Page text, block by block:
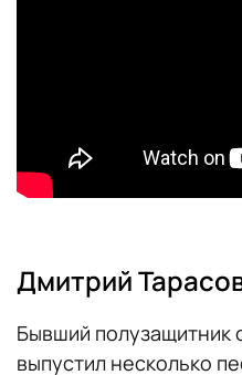
Дмитрий
Бывший полузащитник
выпустил несколько